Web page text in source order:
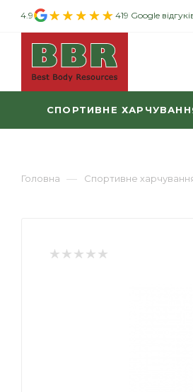
4.9 419 Google
СПОРТИВНЕ
Головна — Спортивне